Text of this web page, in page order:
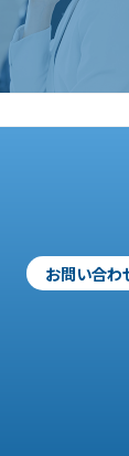
お問い合わ